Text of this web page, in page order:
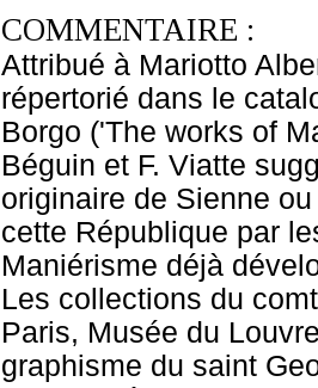
COMMENTAIRE :
Attribué à Mariotto
répertorié dans le
Borgo ('The works of
Béguin et F. Viatte
originaire de Sienne
cette République par
Maniérisme déjà
Les collections du
Paris, Musée du
graphisme du saint